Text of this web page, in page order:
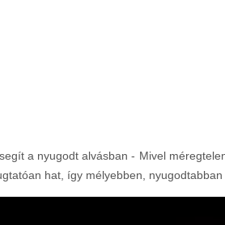
a nyugodt alvásban - Mivel
hat, így mélyebben, nyugodtabban